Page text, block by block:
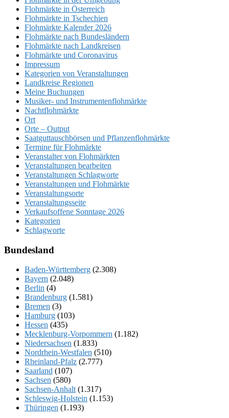
Flohmärkte in Österreich
Flohmärkte in Tschechien
Flohmärkte Kalender 2026
Flohmärkte nach Bundesländern
Flohmärkte nach Landkreisen
Flohmärkte und Coronavirus
Impressum
Kategorien von Veranstaltungen
Landkreise Regionen
Meine Buchungen
Musiker- und Instrumentenflohmärkte
Nachtflohmärkte
Ort
Orte – Output
Saatguttauschbörsen und Pflanzenflohmärkte
Termine für Flohmärkte
Veranstalter von Flohmärkten
Veranstaltungen bearbeiten
Veranstaltungen Schlagworte
Veranstaltungen und Flohmärkte
Veranstaltungsorte
Veranstaltungsseite
Verkaufsoffene Sonntage 2026
Kategorien
Schlagworte
Bundesland
Baden-Württemberg (2.308)
Bayern (2.048)
Berlin (4)
Brandenburg (1.581)
Bremen (3)
Hamburg (103)
Hessen (435)
Mecklenburg-Vorpommern (1.182)
Niedersachsen (1.833)
Nordrhein-Westfalen (510)
Rheinland-Pfalz (2.777)
Saarland (107)
Sachsen (580)
Sachsen-Anhalt (1.317)
Schleswig-Holstein (1.153)
Thüringen (1.193)